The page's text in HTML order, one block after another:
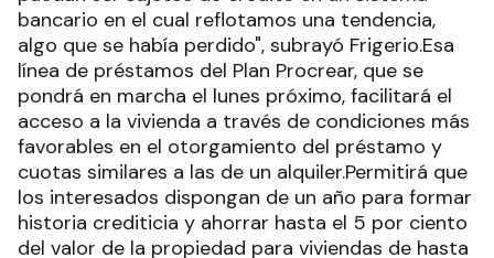
bancario en el cual reflotamos una tendencia,
algo que se había perdido", subrayó Frigerio.Esa
línea de préstamos del Plan Procrear, que se
pondrá en marcha el lunes próximo, facilitará el
acceso a la vivienda a través de condiciones más
favorables en el otorgamiento del préstamo y
cuotas similares a las de un alquiler.Permitirá que
los interesados dispongan de un año para formar
historia crediticia y ahorrar hasta el 5 por ciento
del valor de la propiedad para viviendas de hasta